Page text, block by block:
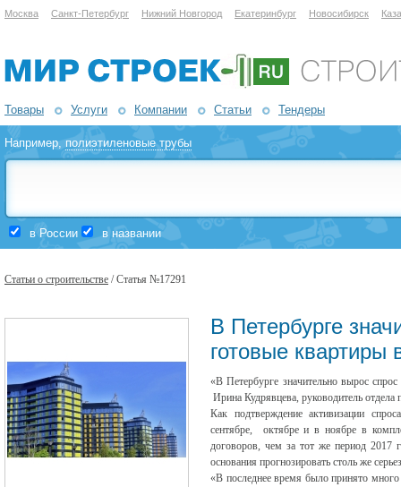
Москва Санкт-Петербург Нижний Новгород Екатеринбург Новосибирск
Товары Услуги Компании Статьи Тендеры
Например,полиэтиленовые трубы
в России в названии
Статьи о строительстве / Статья №17291
В Петербурге
готовые квартиры
«В Петербурге значительно вырос
Ирина Кудрявцева, руководитель
Как подтверждение активизации
сентябре, октябре и в ноябре в
договоров, чем за тот же период 2017
основания прогнозировать столь же
«В последнее время было принято много